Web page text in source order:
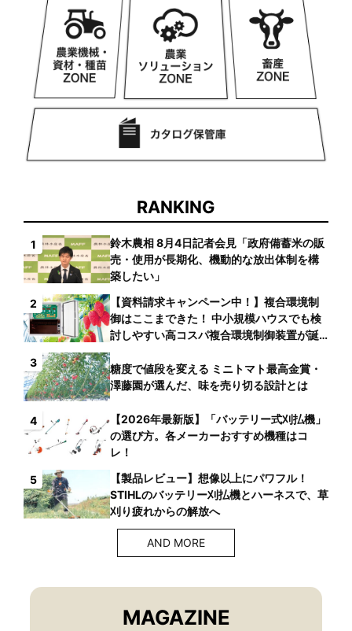
RANKING
1
鈴木農相 8月4日記者会見「政府備蓄米の販
売・使用が長期化、機動的な放出体制を構
築したい」
2
【資料請求キャンペーン中！】複合環境制
御はここまできた！ 中小規模ハウスでも検
討しやすい高コスパ複合環境制御装置が誕
3
糖度で値段を変える ミニトマト最高金賞・
澤藤園が選んだ、味を売り切る設計とは
4
【2026年最新版】「バッテリー式刈払機」
の選び方。各メーカーおすすめ機種はコ
レ！
5
【製品レビュー】想像以上にパワフル！
STIHLのバッテリー刈払機とハーネスで、草
刈り疲れからの解放へ
AND MORE
MAGAZINE